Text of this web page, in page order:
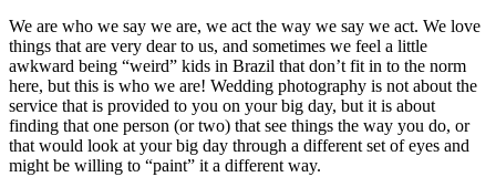
We are who we say we are, we act the way we say we act. We love
things that are very dear to us, and sometimes we feel a little
awkward being “weird” kids in Brazil that don’t fit in to the norm
here, but this is who we are! Wedding photography is not about the
service that is provided to you on your big day, but it is about
finding that one person (or two) that see things the way you do, or
that would look at your big day through a different set of eyes and
might be willing to “paint” it a different way.